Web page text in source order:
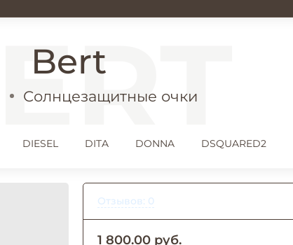
Bert
Солнцезащитные очки
DIESEL DITA DONNA DSQUARED2
Отзывов: 0
1 800.00 руб.